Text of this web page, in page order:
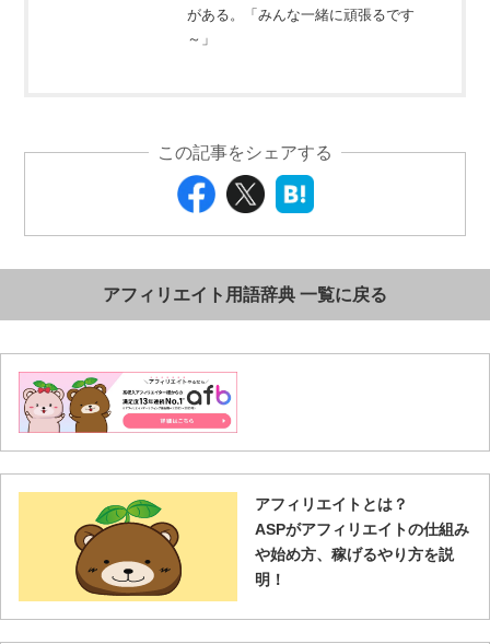
がある。「みんな一緒に頑張るです
～」
この記事をシェアする
アフィリエイト用語辞典 一覧に戻る
アフィリエイトとは？
ASPがアフィリエイトの仕組み
や始め方、稼げるやり方を説
明！